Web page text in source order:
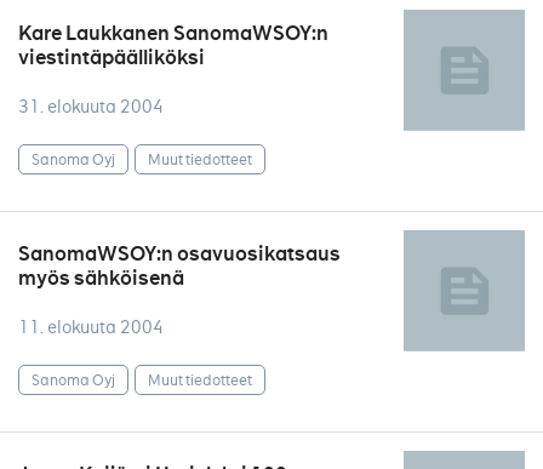
Kare Laukkanen SanomaWSOY:n
viestintäpäälliköksi
31. elokuuta 2004
Sanoma Oyj Muut tiedotteet
SanomaWSOY:n osavuosikatsaus
myös sähköisenä
11. elokuuta 2004
Sanoma Oyj Muut tiedotteet